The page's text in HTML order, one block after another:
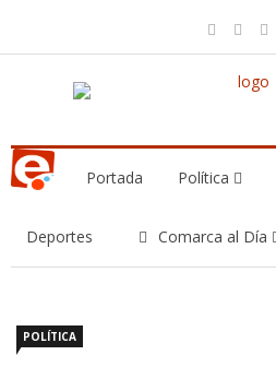
Portada Política
Deportes Comarca al Día
POLÍTICA